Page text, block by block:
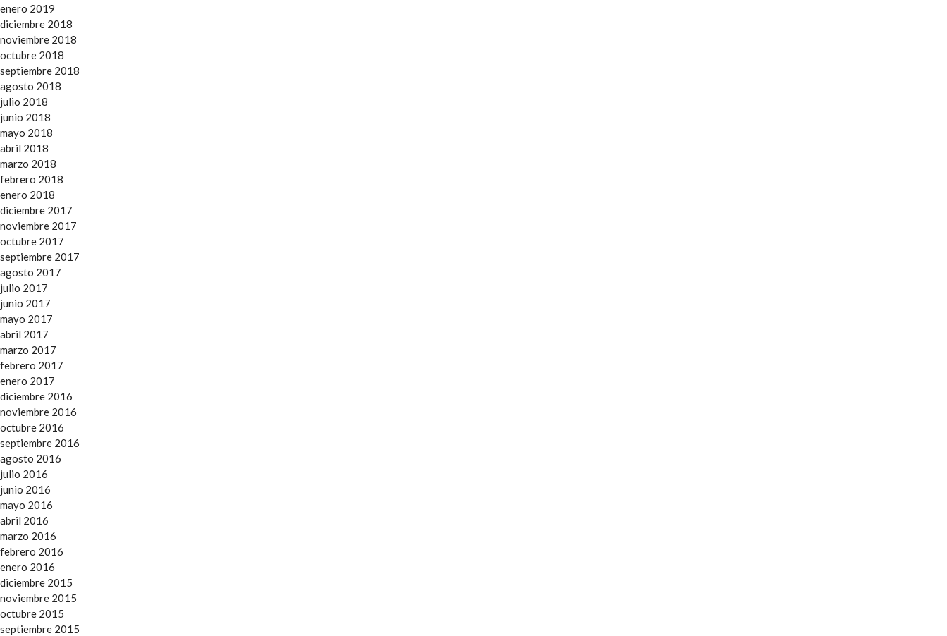
enero 2019
diciembre 2018
noviembre 2018
octubre 2018
septiembre 2018
agosto 2018
julio 2018
junio 2018
mayo 2018
abril 2018
marzo 2018
febrero 2018
enero 2018
diciembre 2017
noviembre 2017
octubre 2017
septiembre 2017
agosto 2017
julio 2017
junio 2017
mayo 2017
abril 2017
marzo 2017
febrero 2017
enero 2017
diciembre 2016
noviembre 2016
octubre 2016
septiembre 2016
agosto 2016
julio 2016
junio 2016
mayo 2016
abril 2016
marzo 2016
febrero 2016
enero 2016
diciembre 2015
noviembre 2015
octubre 2015
septiembre 2015